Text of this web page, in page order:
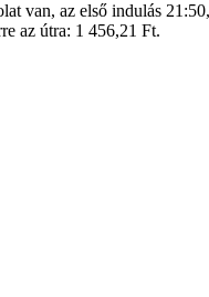
van, az első indulás
az útra: 1 456,21 Ft.